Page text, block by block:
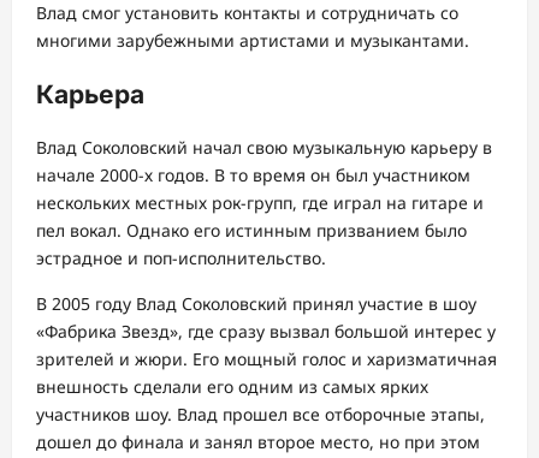
Влад смог установить контакты и сотрудничать со
многими зарубежными артистами и музыкантами.
Карьера
Влад Соколовский начал свою музыкальную карьеру в
начале 2000-х годов. В то время он был участником
нескольких местных рок-групп, где играл на гитаре и
пел вокал. Однако его истинным призванием было
эстрадное и поп-исполнительство.
В 2005 году Влад Соколовский принял участие в шоу
«Фабрика Звезд», где сразу вызвал большой интерес у
зрителей и жюри. Его мощный голос и харизматичная
внешность сделали его одним из самых ярких
участников шоу. Влад прошел все отборочные этапы,
дошел до финала и занял второе место, но при этом